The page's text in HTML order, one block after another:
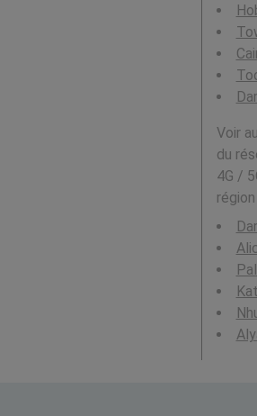
Voir
du
4G /
région